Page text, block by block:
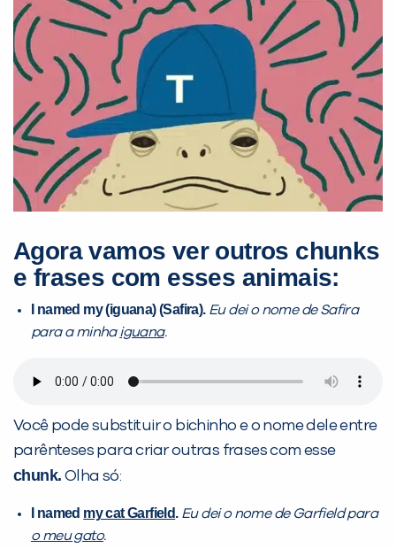
Agora vamos ver outros chunks
e frases com esses animais:
I named my (iguana) (Safira). Eu dei o nome de Safira
para a minhaiguana.
Você pode substituir o bichinho e o nome dele entre
parênteses para criar outras frases com esse
chunk. Olha só:
I named my cat Garfield. Eu dei o nome de Garfield para
o meu gato.